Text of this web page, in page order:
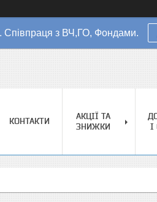
Співпраця з ВЧ,ГО, Фондами.
КОНТАКТИ
АКЦІЇ ТА
ЗНИЖКИ
І